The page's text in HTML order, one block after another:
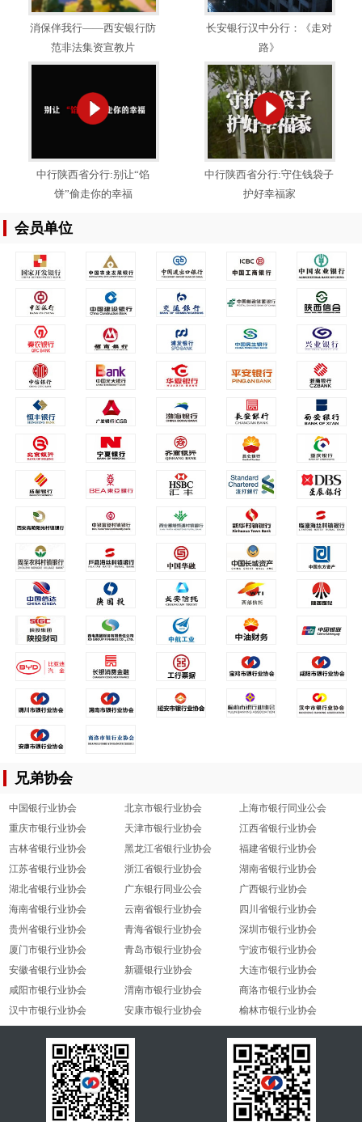
消保伴我行——西安银行防
范非法集资宣教片
长安银行汉中分行：《走对
路》
中行陕西省分行:别让“馅
饼”偷走你的幸福
中行陕西省分行:守住钱袋子
护好幸福家
会员单位
兄弟协会
中国银行业协会 北京市银行业协会
上海市银行同业公会
重庆市银行业协会
天津市银行业协会
江西省银行业协会
吉林省银行业协会
黑龙江省银行业协会
福建省银行业协会
江苏省银行业协会
浙江省银行业协会
湖南省银行业协会
湖北省银行业协会
广东银行同业公会
广西银行业协会
海南省银行业协会
云南省银行业协会
四川省银行业协会
贵州省银行业协会
青海省银行业协会
深圳市银行业协会
厦门市银行业协会
青岛市银行业协会
宁波市银行业协会
安徽省银行业协会
新疆银行业协会
大连市银行业协会
咸阳市银行业协会
渭南市银行业协会
商洛市银行业协会
汉中市银行业协会
安康市银行业协会 榆林市银行业协会